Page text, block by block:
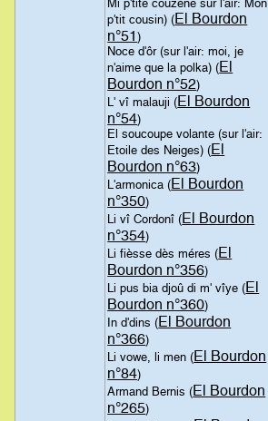
Mi p'tite couzène sur l'air: Mon
p'tit cousin) (El Bourdon
n°51)
Noce d'ôr (sur l'air: moi, je
n'aime que la polka) (El
Bourdon n°52)
L' vî malauji (El Bourdon
n°54)
El soucoupe volante (sur l'air:
Etoile des Neiges) (El
Bourdon n°63)
L'armonica (El Bourdon
n°350)
Li vî Cordonî (El Bourdon
n°354)
Li fièsse dès méres (El
Bourdon n°356)
Li pus bia djoû di m' vîye (El
Bourdon n°360)
In d'dins (El Bourdon
n°366)
Li vowe, li men (El Bourdon
n°84)
Armand Bernis (El Bourdon
n°265)